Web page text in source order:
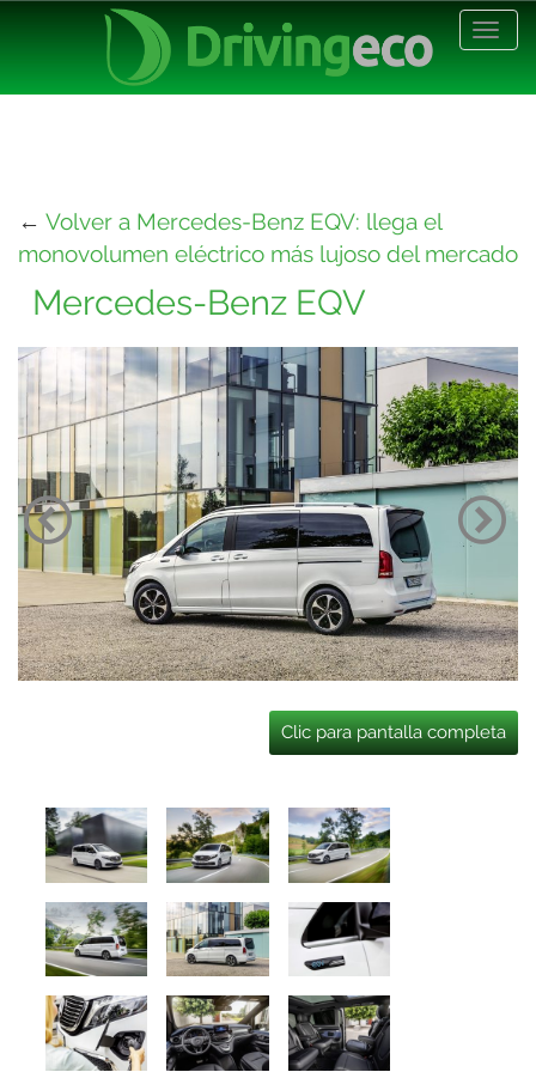
← Volver a Mercedes-Benz EQV: llega el
monovolumen eléctrico más lujoso del mercado
Mercedes-Benz EQV
Clic para pantalla completa